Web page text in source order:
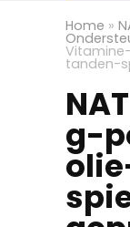
Home »
tanden-
g-